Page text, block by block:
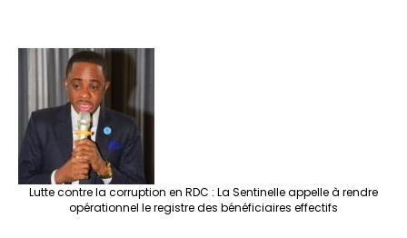
Lutte contre la corruption en RDC : La Sentinelle appelle à rendre
opérationnel le registre des bénéficiaires effectifs